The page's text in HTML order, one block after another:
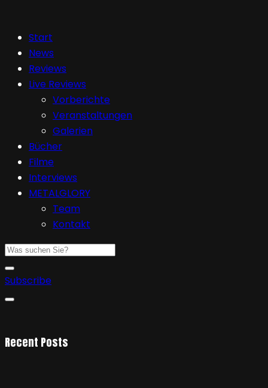
Start
News
Reviews
Live Reviews
Vorberichte
Veranstaltungen
Galerien
Bücher
Filme
Interviews
METALGLORY
Team
Kontakt
Subscribe
Recent Posts